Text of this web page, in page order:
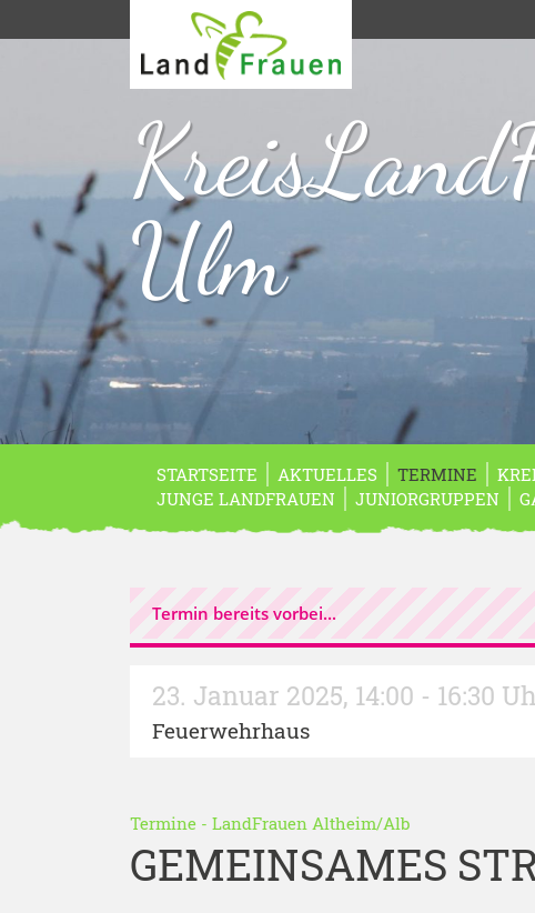
Ulm
STARTSEITE AKTUELLES TERMINE
JUNGE LANDFRAUEN
JUNIORGRUPPEN
Termin bereits vorbei...
23. Januar 2025, 14:00 - 16:30
Feuerwehrhaus
Termine - LandFrauen Altheim/Alb
GEMEINSAMES